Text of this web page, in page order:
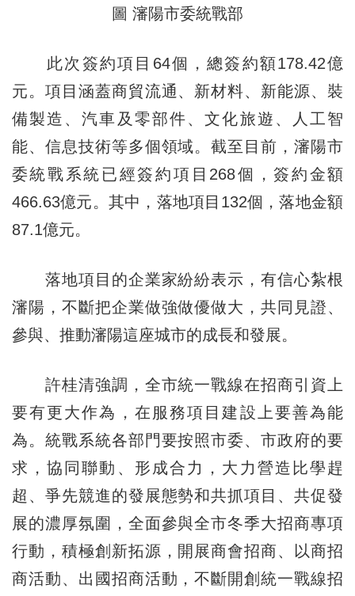
圖 瀋陽市委統戰部
此次簽約項目64個，總簽約額178.42億
元。項目涵蓋商貿流通、新材料、新能源、裝
備製造、汽車及零部件、文化旅遊、人工智
能、信息技術等多個領域。截至目前，瀋陽市
委統戰系統已經簽約項目268個，簽約金額
466.63億元。其中，落地項目132個，落地金額
87.1億元。
落地項目的企業家紛紛表示，有信心紮根
瀋陽，不斷把企業做強做優做大，共同見證、
參與、推動瀋陽這座城市的成長和發展。
許桂清強調，全市統一戰線在招商引資上
要有更大作為，在服務項目建設上要善為能
為。統戰系統各部門要按照市委、市政府的要
求，協同聯動、形成合力，大力營造比學趕
超、爭先競進的發展態勢和共抓項目、共促發
展的濃厚氛圍，全面參與全市冬季大招商專項
行動，積極創新拓源，開展商會招商、以商招
商活動、出國招商活動，不斷開創統一戰線招